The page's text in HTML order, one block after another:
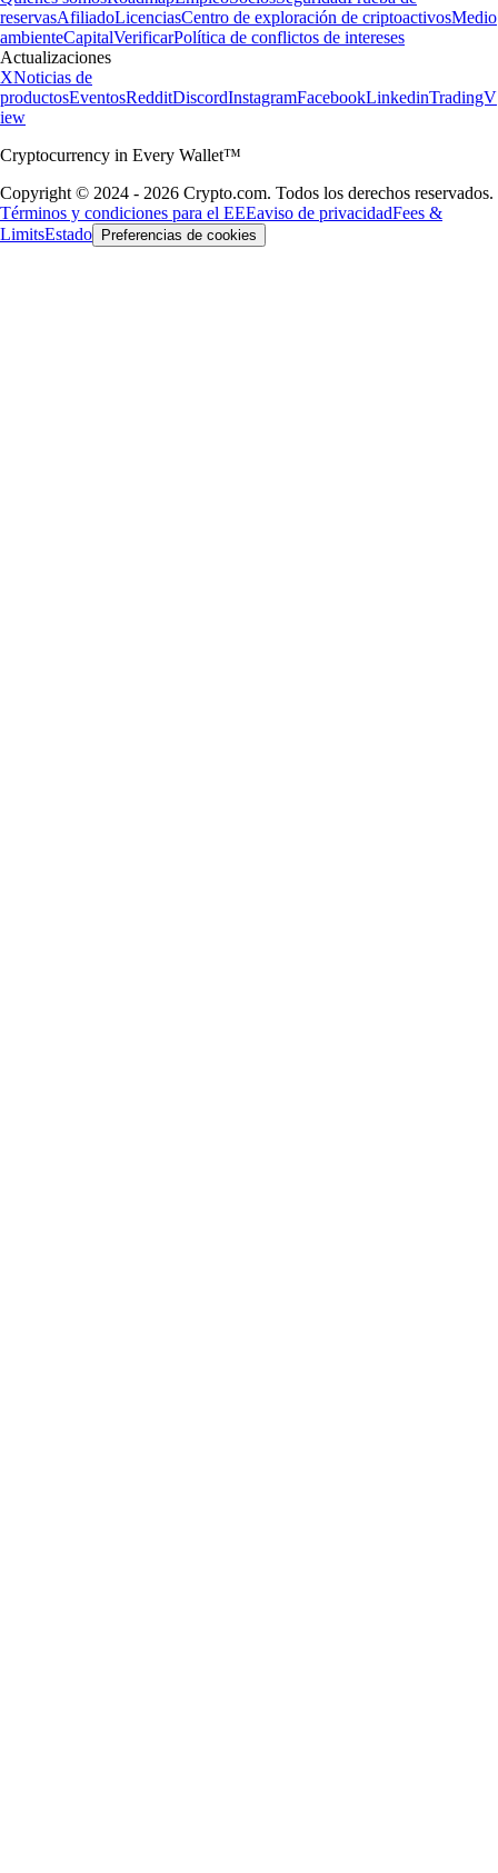
reservasAfiliadoLicenciasCentro de exploración de criptoactivosMedio
ambienteCapitalVerificarPolítica de conflictos de intereses
Actualizaciones
XNoticias de
productosEventosRedditDiscordInstagramFacebookLinkedinTradingV
iew
Cryptocurrency in Every Wallet™
Copyright © 2024 - 2026 Crypto.com. Todos los derechos reservados.
Términos y condiciones para el EEEaviso de privacidadFees &
LimitsEstado Preferencias de cookies